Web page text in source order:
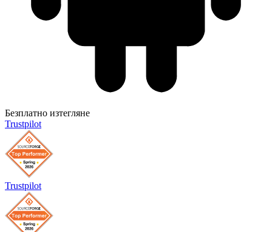
Безплатно изтегляне
Trustpilot
Trustpilot